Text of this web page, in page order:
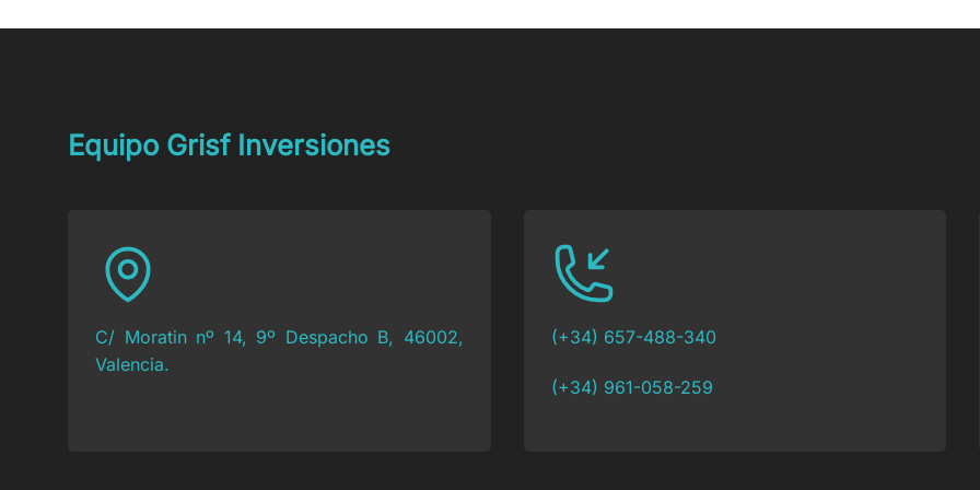
Equipo Grisf Inversiones
C/ Moratin nº 14, 9º Despacho B, 46002,
Valencia.
(+34) 657-488-340
(+34) 961-058-259